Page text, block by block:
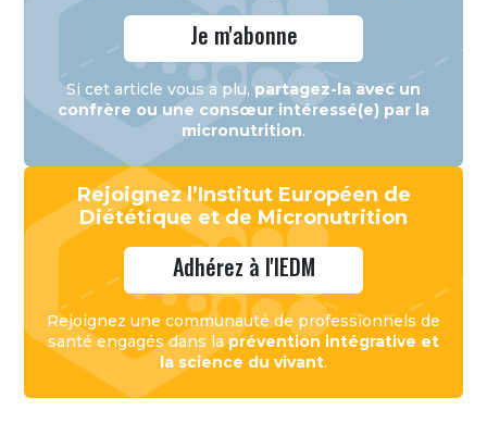
Je m'abonne
Si cet article vous a plu, partagez-la avec un
confrère ou une consœur intéressé(e) par la
micronutrition.
Rejoignez l’Institut Européen de
Diététique et de Micronutrition
Adhérez à l'IEDM
Rejoignez une communauté de professionnels de
santé engagés dans laprévention intégrative et
la science du vivant.